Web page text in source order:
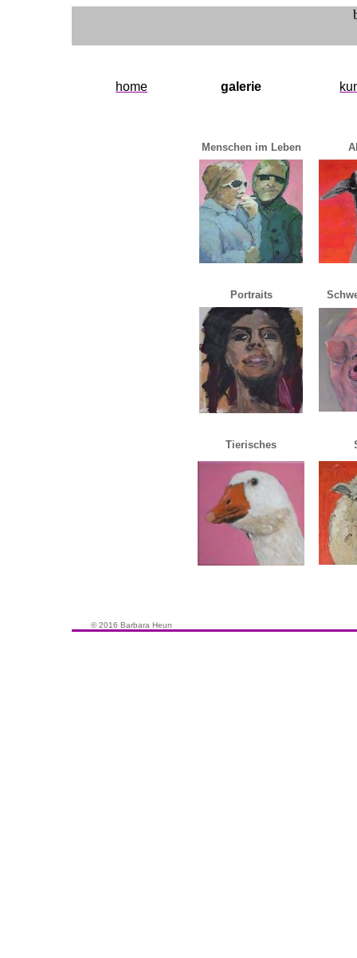
home galerie
© 2016 Barbara Heun
Menschen im Leben
Portraits
Tierisches